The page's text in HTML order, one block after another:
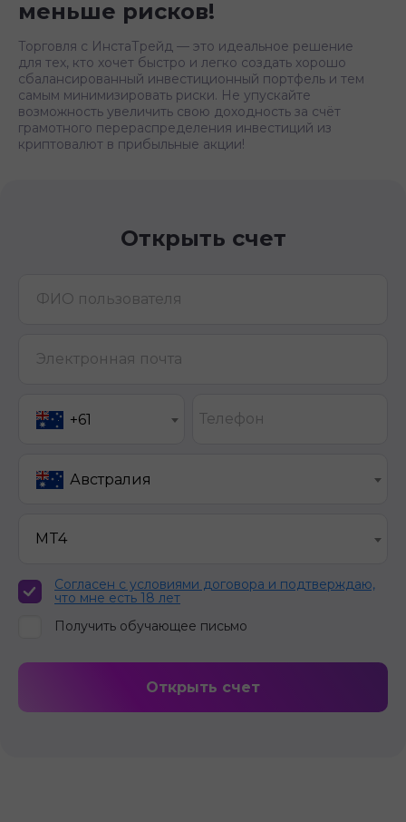
меньше рисков!
Торговля с ИнстаТрейд — это идеальное решение
для тех, кто хочет быстро и легко создать хорошо
сбалансированный инвестиционный портфель и тем
самым минимизировать риски. Не упускайте
возможность увеличить свою доходность за счёт
грамотного перераспределения инвестиций из
криптовалют в прибыльные акции!
Открыть счет
ФИО пользователя
Электронная почта
+61 Телефон
Австралия
MT4
Согласен с условиями договора и подтверждаю,
что мне есть 18 лет
Получить обучающее письмо